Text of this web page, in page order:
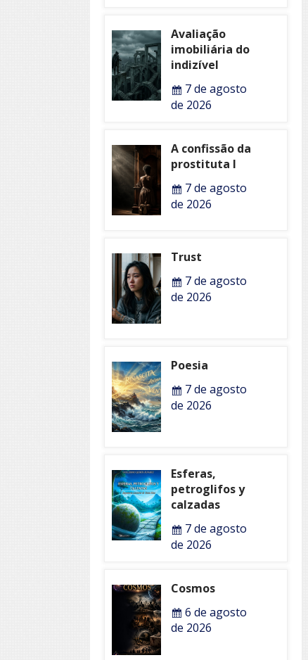
Avaliação
imobiliária do
indizível
7 de agosto
de 2026
A confissão da
prostituta I
7 de agosto
de 2026
Trust
7 de agosto
de 2026
Poesia
7 de agosto
de 2026
Esferas,
petroglifos y
calzadas
7 de agosto
de 2026
Cosmos
6 de agosto
de 2026